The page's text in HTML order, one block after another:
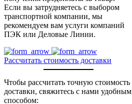
Если вы затрудняетесь с выбором
транспортной компании, мы
рекомендуем вам услуги компаний
ПЭК или Деловые Линии.
Рассчитать стоимость доставки
Чтобы рассчитать точную стоимость
доставки, свяжитесь с нами удобным
способом: